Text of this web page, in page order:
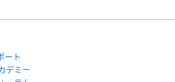
ート
デミー